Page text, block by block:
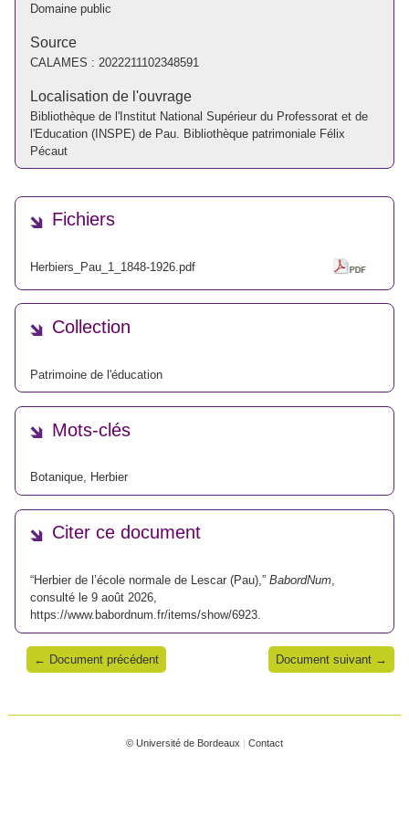
Domaine public
Source
CALAMES : 2022211102348591
Localisation de l'ouvrage
Bibliothèque de l'Institut National Supérieur du Professorat et de
l'Education (INSPE) de Pau. Bibliothèque patrimoniale Félix
Pécaut
Fichiers
Herbiers_Pau_1_1848-1926.pdf
Collection
Patrimoine de l'éducation
Mots-clés
Botanique, Herbier
Citer ce document
“Herbier de l’école normale de Lescar (Pau),” BabordNum
consulté le 9 août 2026,
https://www.babordnum.fr/items/show/6923
← Document précédent Document suivant →
© Université de Bordeaux | Contact